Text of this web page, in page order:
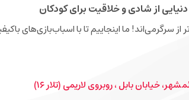
از شادی و خلاقیت برای کودکان
از سرگرمی‌اند! ما اینجاییم تا با اسباب‌بازی‌های
خیابان بابل ، روبروی لاریمی (تلار ۱۶)